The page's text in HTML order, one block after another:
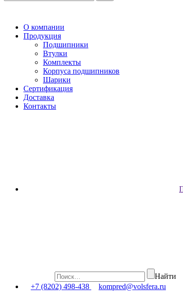
О компании
Продукция
Подшипники
Втулки
Комплекты
Корпуса подшипников
Шарики
Сертификация
Доставка
Контакты
Найти
+7 (8202) 498-438
kompred@volsfera.ru